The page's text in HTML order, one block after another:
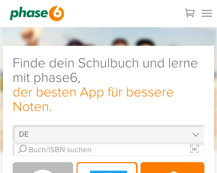
Finde dein Schulbuch und lerne
mit phase6,
der besten App für bessere
Noten.